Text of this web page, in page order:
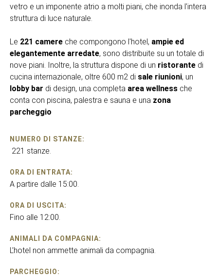
vetro e un imponente atrio a molti piani, che inonda l'intera
struttura di luce naturale.
Le 221 camere che compongono l'hotel, ampie ed
elegantemente arredate, sono distribuite su un totale di
nove piani. Inoltre, la struttura dispone di un ristorante di
cucina internazionale, oltre 600 m2 di sale riunioni, un
lobby bar di design, una completa area wellness che
conta con piscina, palestra e sauna e una zona
parcheggio
NUMERO DI STANZE:
221 stanze.
ORA DI ENTRATA:
A partire dalle 15:00.
ORA DI USCITA:
Fino alle 12:00.
ANIMALI DA COMPAGNIA:
L’hotel non ammette animali da compagnia.
PARCHEGGIO: